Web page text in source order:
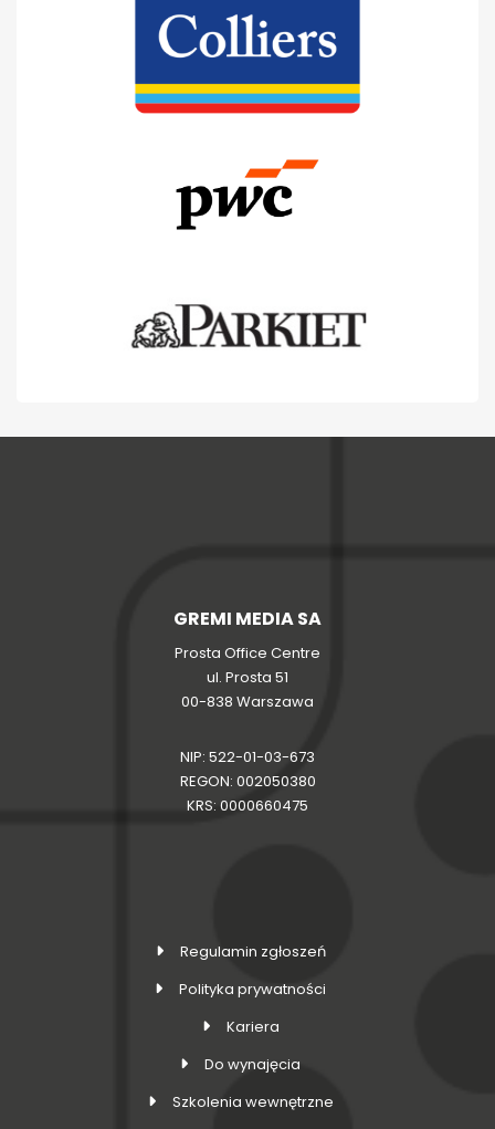
GREMI MEDIA SA
Prosta Office Centre
ul. Prosta 51
00-838 Warszawa
NIP: 522-01-03-673
REGON: 002050380
KRS: 0000660475
Regulamin zgłoszeń
Polityka prywatności
Kariera
Do wynajęcia
Szkolenia wewnętrzne